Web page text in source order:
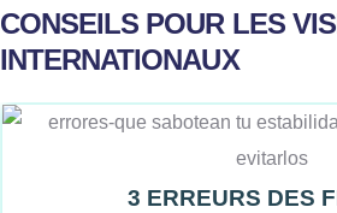
CONSEILS POUR LES
INTERNATIONAUX
3 ERREURS DES